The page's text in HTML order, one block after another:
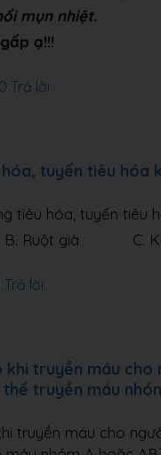
mụn nhiệt.
ạ!!!
0 Trả lời
tuyến tiêu hóa
tiêu hóa, tuyến tiêu
già C.
Trả lời
khi truyền máu
truyền máu
truyền máu cho